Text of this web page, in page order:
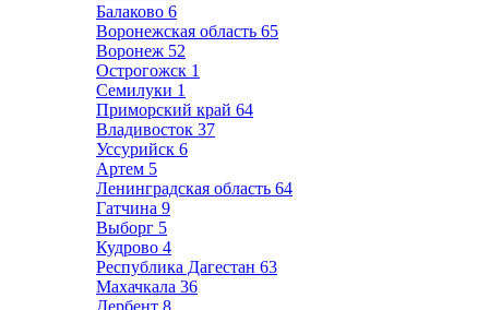
Балаково 6
Воронежская область 65
Воронеж 52
Острогожск 1
Семилуки 1
Приморский край 64
Владивосток 37
Уссурийск 6
Артем 5
Ленинградская область 64
Гатчина 9
Выборг 5
Кудрово 4
Республика Дагестан 63
Махачкала 36
Дербент 8